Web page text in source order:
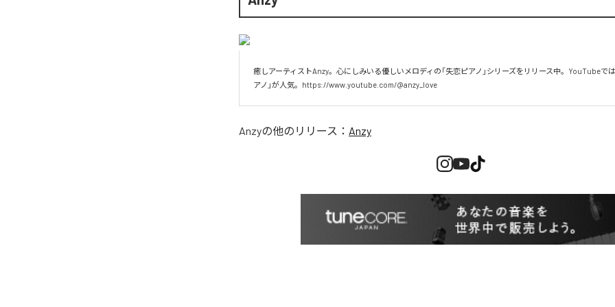
癒しアーティストAnzy。心にしみいる優しいメロディの「失恋ピアノ」シリーズをリリース中。YouTubeで
アノ」が人気。https://www.youtube.com/@anzy_love
Anzyの他のリリース： Anzy